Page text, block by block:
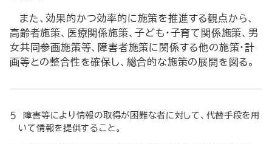
また、効果的かつ効率的に施策を推進する観点から、
高齢者施策、医療関係施策、子ども・子育て関係施策、男
女共同参画施策等、障害者施策に関係する他の施策・計
画等との整合性を確保し、総合的な施策の展開を図る。
５ 障害等により情報の取得が困難な者に対して、代替手段を用
いて情報を提供すること。